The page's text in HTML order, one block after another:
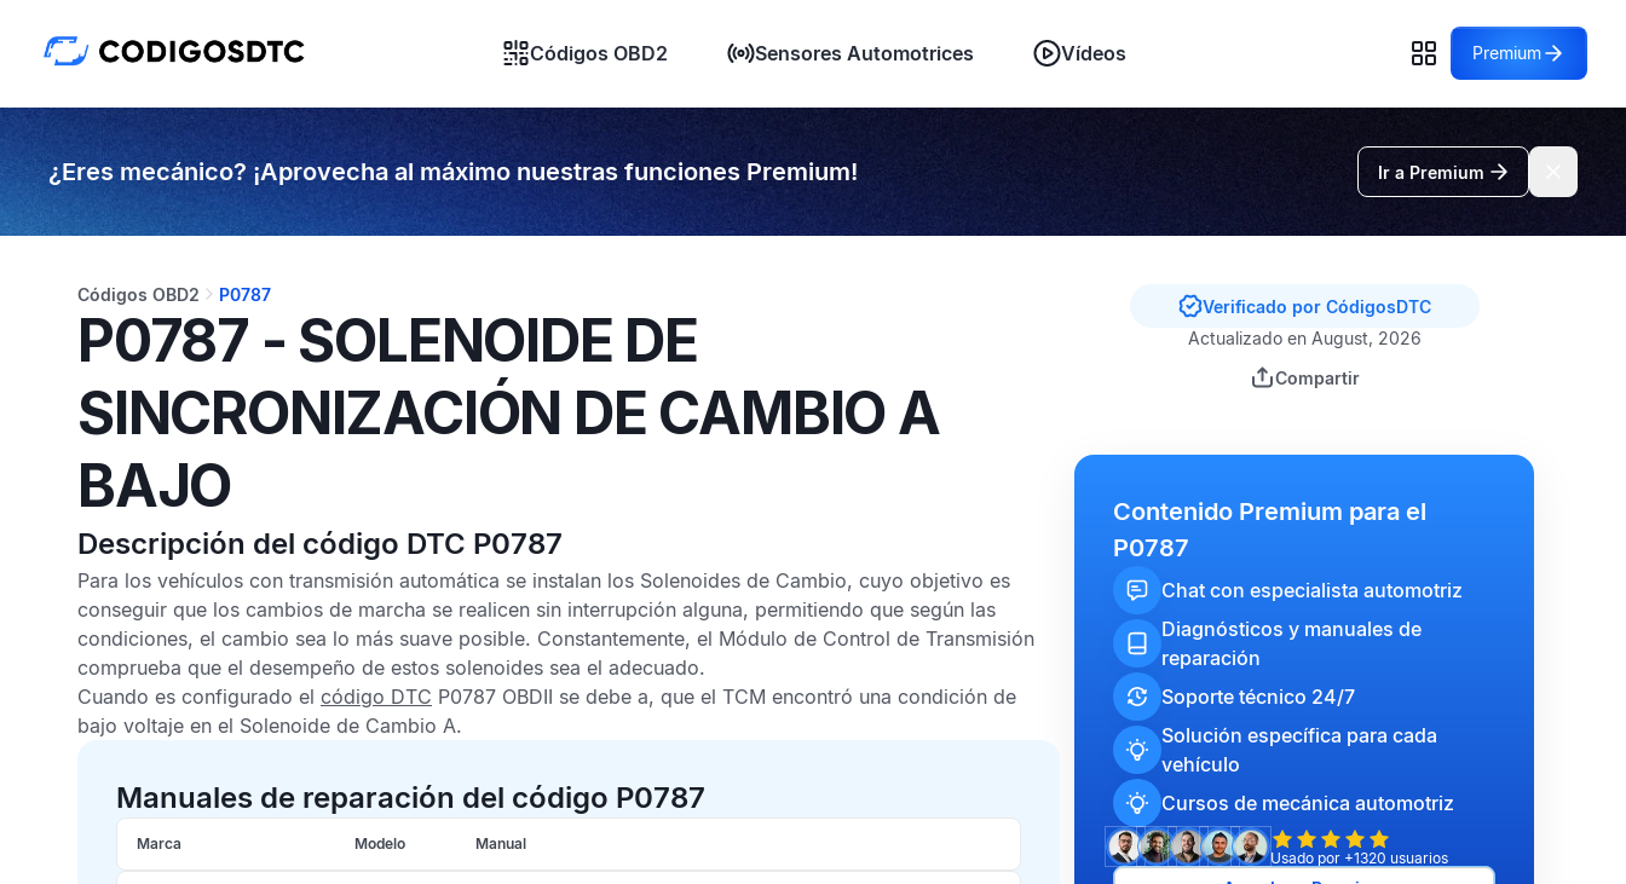
Códigos OBD2 Sensores Automotrices Vídeos Premium
¿Eres mecánico? ¡Aprovecha al máximo nuestras funciones Premium! Ir a Premium
Códigos OBD2 P0787
P0787 - SOLENOIDE DE
SINCRONIZACIÓN DE CAMBIO A
BAJO
Descripción del código DTC P0787
Para los vehículos con transmisión automática se instalan los Solenoides de Cambio, cuyo objetivo es
conseguir que los cambios de marcha se realicen sin interrupción alguna, permitiendo que según las
condiciones, el cambio sea lo más suave posible. Constantemente, el Módulo de Control de Transmisión
comprueba que el desempeño de estos solenoides sea el adecuado.
Cuando es configurado el código DTC P0787 OBDII se debe a, que el TCM encontró una condición de
bajo voltaje en el Solenoide de Cambio A.
Manuales de reparación del código P0787
Marca Modelo Manual
Verificado por CódigosDTC
Actualizado en August, 2026
Compartir
Contenido Premium para el
P0787
Chat con especialista automotriz
Diagnósticos y manuales de
reparación
Soporte técnico 24/7
Solución específica para cada
vehículo
Cursos de mecánica automotriz
Usado por +1320 usuarios